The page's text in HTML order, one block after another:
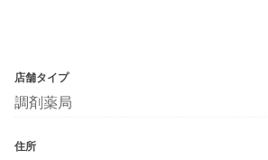
店舗タイプ
調剤薬局
住所